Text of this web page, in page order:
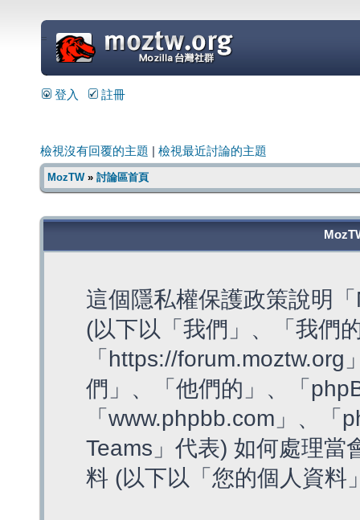
=
登入 註冊
檢視沒有回覆的主題 檢視最近討論的主題
MozTW» 討論區首頁
這個隱私權保護政策說明
(以下以「我們」、「我們
「https://
們」、「他們的」、「
「www.phpbb.com」、
Teams」代表) 如何處理當
料 (以下以「您的個人資料